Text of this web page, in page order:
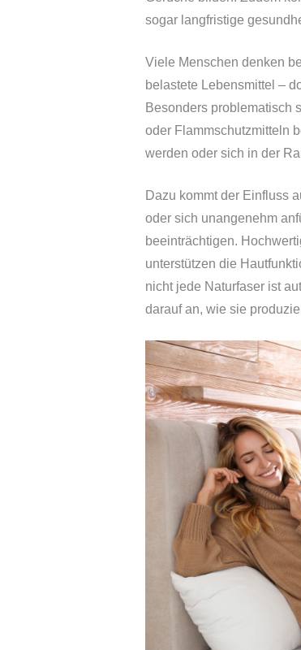
sogar langfristige
Viele Menschen denken
belastete Lebensmittel –
Besonders problematisch
oder Flammschutzmitteln
werden oder sich in der
Dazu kommt der Einfluss
oder sich unangenehm
beeinträchtigen.
unterstützen die
nicht jede Naturfaser ist
darauf an, wie sie